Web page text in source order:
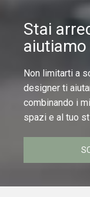
Stai
aiutiamo
Non limitarti a
designer ti
combinando i
spazi e al tuo